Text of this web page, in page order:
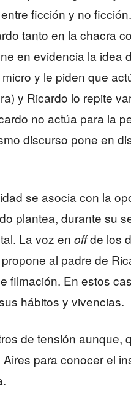
ficción y no
tanto en la chacra
en evidencia la idea
y le piden que
y Ricardo lo repite
no actúa para la
discurso pone en
se asocia con la
plantea, durante su
La voz en offde los
al padre de
filmación. En estos
hábitos y vivencias.
de tensión aunque,
para conocer el